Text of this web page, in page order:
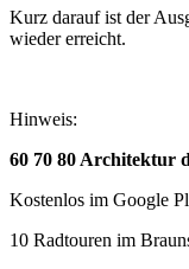
Kurz darauf ist der
wieder erreicht.
Hinweis:
60 70 80 Architektur
Kostenlos im Google
10 Radtouren im